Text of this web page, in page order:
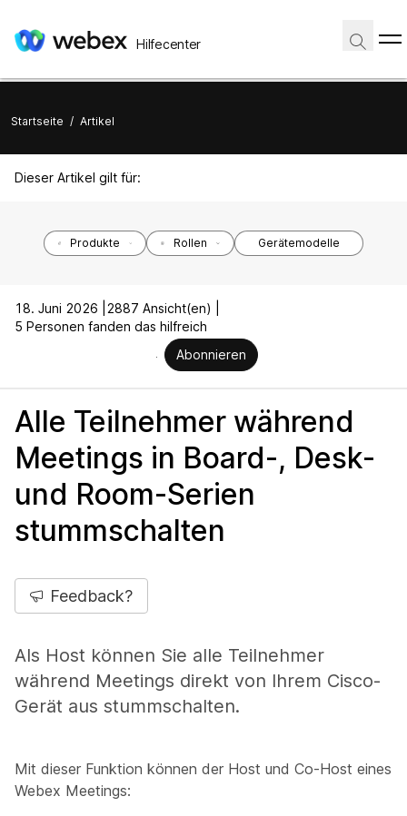
Hilfecenter
Startseite / Artikel
Dieser Artikel gilt für:
Produkte Rollen Gerätemodelle
18. Juni 2026 |
2887 Ansicht(en) |
5 Personen fanden das hilfreich
Abonnieren
Alle Teilnehmer während
Meetings in Board-, Desk-
und Room-Serien
stummschalten
Feedback?
Als Host können Sie alle Teilnehmer
während Meetings direkt von Ihrem Cisco-
Gerät aus stummschalten.
Mit dieser Funktion können der Host und Co-Host eines
Webex Meetings: